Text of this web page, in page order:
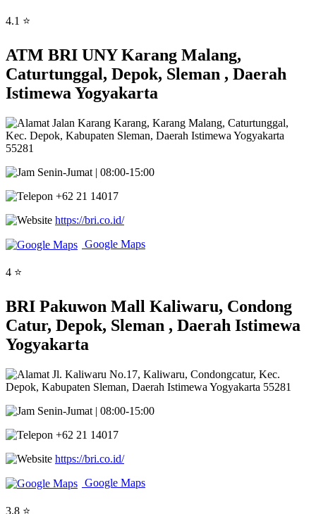
4.1 ⭐
ATM BRI UNY Karang Malang,
Caturtunggal, Depok, Sleman , Daerah
Istimewa Yogyakarta
Jalan Karang Karang, Karang Malang, Caturtunggal,
Kec. Depok, Kabupaten Sleman, Daerah Istimewa Yogyakarta
55281
Senin-Jumat | 08:00-15:00
+62 21 14017
https://bri.co.id/
Google Maps
4 ⭐
BRI Pakuwon Mall Kaliwaru, Condong
Catur, Depok, Sleman , Daerah Istimewa
Yogyakarta
Jl. Kaliwaru No.17, Kaliwaru, Condongcatur, Kec.
Depok, Kabupaten Sleman, Daerah Istimewa Yogyakarta 55281
Senin-Jumat | 08:00-15:00
+62 21 14017
https://bri.co.id/
Google Maps
3.8 ⭐